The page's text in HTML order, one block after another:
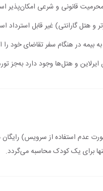
محرمیت قانونی و شرعی
و هتل گارانتی) غیر قابل
بیمه در هنگام سفر تقاضای خود را
و هتل‌ها وجود دارد به‌جز
برای یک کودک محاسبه می‌گردد.